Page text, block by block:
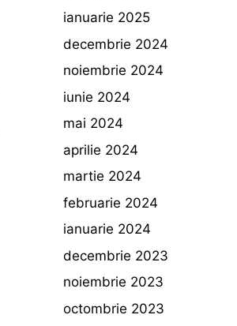
ianuarie 2025
decembrie 2024
noiembrie 2024
iunie 2024
mai 2024
aprilie 2024
martie 2024
februarie 2024
ianuarie 2024
decembrie 2023
noiembrie 2023
octombrie 2023